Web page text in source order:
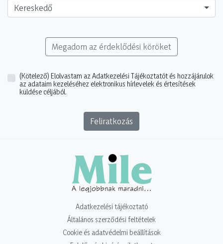
Kereskedő
Megadom az érdeklődési köröket
(Kötelező) Elolvastam az Adatkezelési Tájékoztatót és hozzájárulok
az adataim kezeléséhez elektronikus hírlevelek és értesítések
küldése céljából.
Feliratkozás
Adatkezelési tájékoztató
Általános szerződési feltételek
Cookie és adatvédelmi beállítások